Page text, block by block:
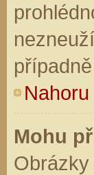
Nahoru
Mohu